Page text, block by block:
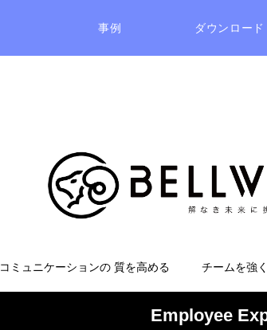
事例 ダウンロード
コミュニケーションの 質を高める チームを強
Employee